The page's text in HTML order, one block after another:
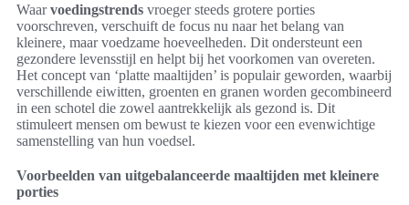
Waarvoedingstrends vroeger steeds grotere porties
voorschreven, verschuift de focus nu naar het belang van
kleinere, maar voedzame hoeveelheden. Dit ondersteunt een
gezondere levensstijl en helpt bij het voorkomen van overeten.
Het concept van ‘platte maaltijden’ is populair geworden, waarbij
verschillende eiwitten, groenten en granen worden gecombineerd
in een schotel die zowel aantrekkelijk als gezond is. Dit
stimuleert mensen om bewust te kiezen voor een evenwichtige
samenstelling van hun voedsel.
Voorbeelden van uitgebalanceerde maaltijden met kleinere
porties